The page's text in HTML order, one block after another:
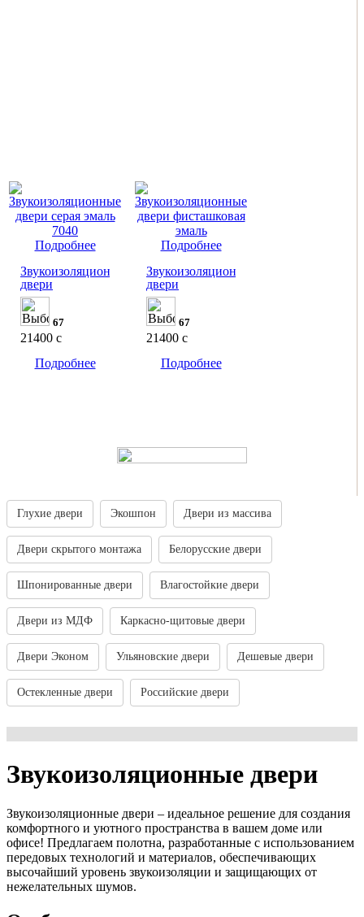
Подробнее
Звукоизоляционные
двери
67
21400 c
Подробнее
Подробнее
Звукоизоляционные
двери
67
21400 c
Подробнее
Глухие двери Экошпон Двери из массива
Двери скрытого монтажа Белорусские двери
Шпонированные двери Влагостойкие двери
Двери из МДФ Каркасно-щитовые двери
Двери Эконом Ульяновские двери Дешевые двери
Остекленные двери Российские двери
Звукоизоляционные двери
Звукоизоляционные двери – идеальное решение для создания
комфортного и уютного пространства в вашем доме или
офисе! Предлагаем полотна, разработанные с использованием
передовых технологий и материалов, обеспечивающих
высочайший уровень звукоизоляции и защищающих от
нежелательных шумов.